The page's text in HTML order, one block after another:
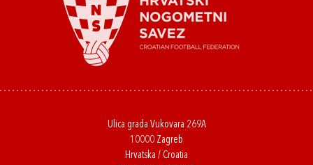
Ulica grada Vukovara 269A
10000 Zagreb
Hrvatska / Croatia